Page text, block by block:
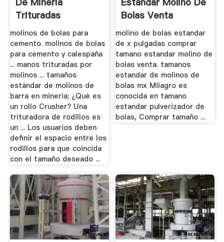
Trituradas
molinos de bolas para
cemento. molinos de bolas
para cemento y calespaña
... manos trituradas por
molinos ... tamaños
estándar de molinos de
barra en mineria; ¿Qué es
un rollo Crusher? Una
trituradora de rodillos es
un ... Los usuarios deben
definir el espacio entre los
rodillos para que coincida
con el tamaño deseado ...
Bolas Venta
molino de bolas estandar
de x pulgadas comprar
tamano estandar molino de
bolas venta. tamanos
estandar de molinos de
bolas mx Milagro es
conocida en tamano
estandar pulverizador de
bolas, Comprar tamaño ...